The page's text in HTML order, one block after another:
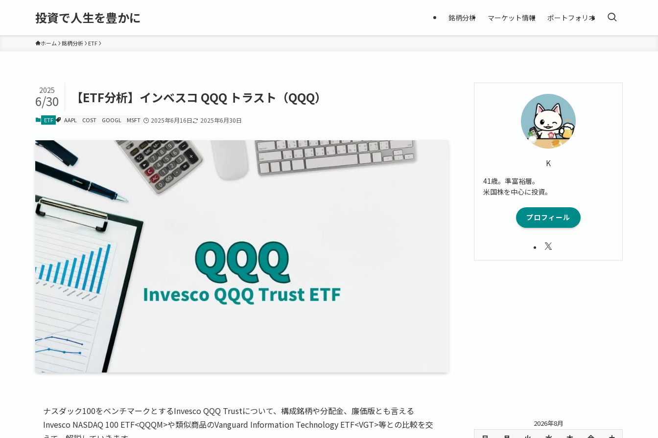
投資で人生を豊かに 銘柄分析 マーケット情報 ポートフォリオ
ホーム 銘柄分析 ETF
【ETF分析】インベスコ QQQ トラスト（QQQ）
2025
6/30
ETF AAPL COST GOOGL MSFT 2025年6月16日 2025年6月30日
ナスダック100をベンチマークとするInvesco QQQ Trustについて、構成銘柄や分配金、廉価版とも言える
Invesco NASDAQ 100 ETF<QQQM>や類似商品のVanguard Information Technology ETF<VGT>等との比較を交
K
41歳。準富裕層。
米国株を中心に投資。
プロフィール
2026年8月